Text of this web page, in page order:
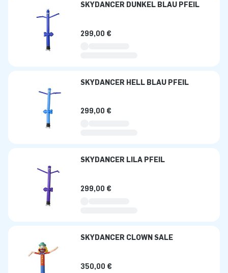
SKYDANCER DUNKEL BLAU PFEIL
299,00 €
SKYDANCER HELL BLAU PFEIL
299,00 €
SKYDANCER LILA PFEIL
299,00 €
SKYDANCER CLOWN SALE
350,00 €